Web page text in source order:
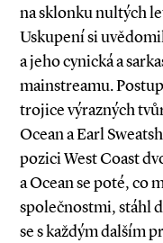
na sklonku nultých
Uskupení si
a jeho cynická a
mainstreamu.
trojice výrazných
Ocean a Earl
pozici West Coast
a Ocean se poté, co
společnostmi, stáhl
se s každým dalším